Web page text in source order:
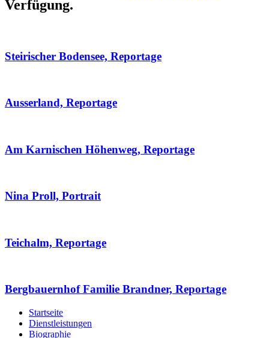
Verfügung.
Steirischer Bodensee, Reportage
Ausserland, Reportage
Am Karnischen Höhenweg, Reportage
Nina Proll, Portrait
Teichalm, Reportage
Bergbauernhof Familie Brandner, Reportage
Startseite
Dienstleistungen
Biographie